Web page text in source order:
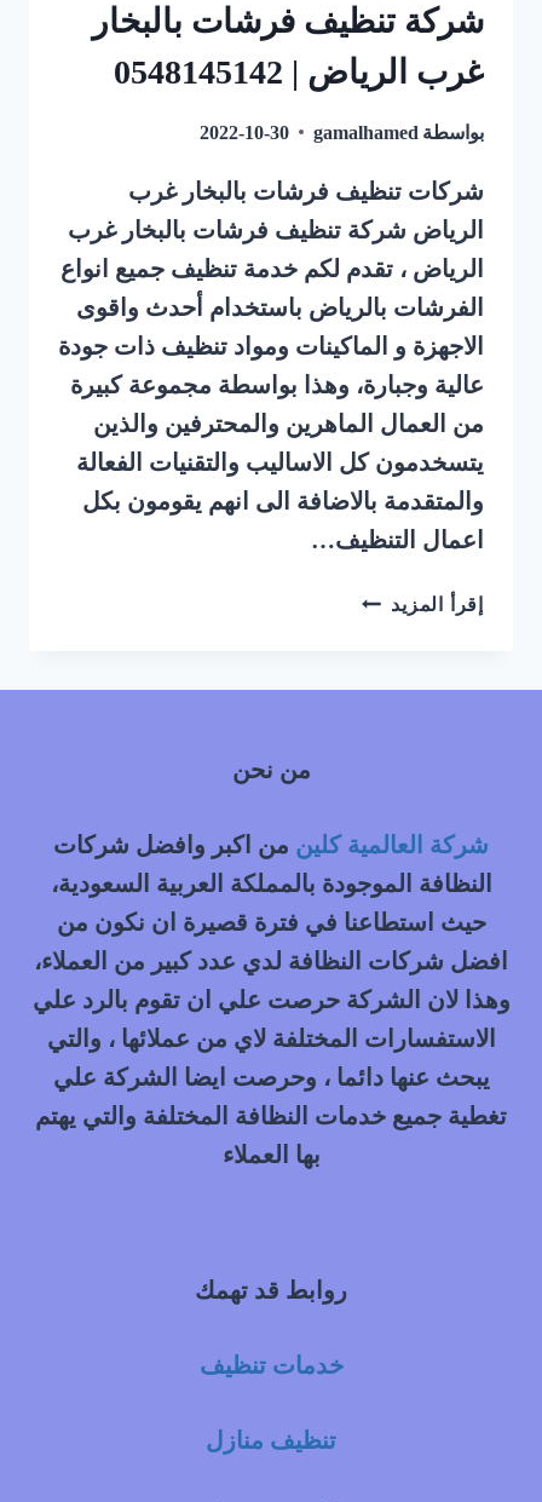
شركة تنظيف فرشات بالبخار
غرب الرياض | 0548145142
بواسطة gamalhamed
2022-10-30
شركات تنظيف فرشات بالبخار غرب
الرياض شركة تنظيف فرشات بالبخار غرب
الرياض ، تقدم لكم خدمة تنظيف جميع انواع
الفرشات بالرياض باستخدام أحدث واقوى
الاجهزة و الماكينات ومواد تنظيف ذات جودة
عالية وجبارة، وهذا بواسطة مجموعة كبيرة
من العمال الماهرين والمحترفين والذين
يتسخدمون كل الاساليب والتقنيات الفعالة
والمتقدمة بالاضافة الى انهم يقومون بكل
اعمال التنظيف…
إقرأ المزيد شركة
بالبخار
من نحن
شركة العالمية كلين من اكبر وافضل شركات
النظافة الموجودة بالمملكة العربية السعودية،
حيث استطاعنا في فترة قصيرة ان نكون من
افضل شركات النظافة لدي عدد كبير من العملاء،
وهذا لان الشركة حرصت علي ان تقوم بالرد علي
الاستفسارات المختلفة لاي من عملائها ، والتي
يبحث عنها دائما ، وحرصت ايضا الشركة علي
تغطية جميع خدمات النظافة المختلفة والتي يهتم
بها العملاء
روابط قد تهمك
خدمات تنظيف
تنظيف منازل